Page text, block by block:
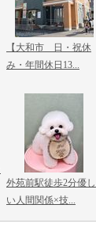
【大和市 日・祝休
み・年間休日13...
外苑前駅徒歩2分優し
い人間関係×技...